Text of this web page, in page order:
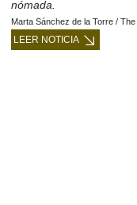
nómada.
Marta Sánchez de la Torre /
LEER NOTICIA